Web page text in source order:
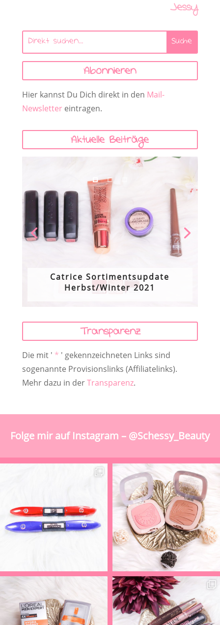
Jessy
Abonnieren
Hier kannst Du Dich direkt in den Mail-
Newslettereintragen.
Aktuelle Beiträge
Catrice Sortimentsupdate
Herbst/Winter 2021
Transparenz
Die mit ' * ' gekennzeichneten Links sind
sogenannte Provisionslinks (Affiliatelinks).
Mehr dazu in derTransparenz.
Folge mir auf Instagram – @Schessy_Beauty